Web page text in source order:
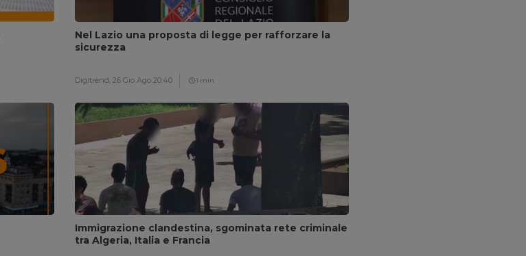
Nel Lazio una proposta di legge per rafforzare la
sicurezza
Digitrend, 26 Gio Ago 20:40 1 min
Immigrazione clandestina, sgominata rete criminale
tra Algeria, Italia e Francia